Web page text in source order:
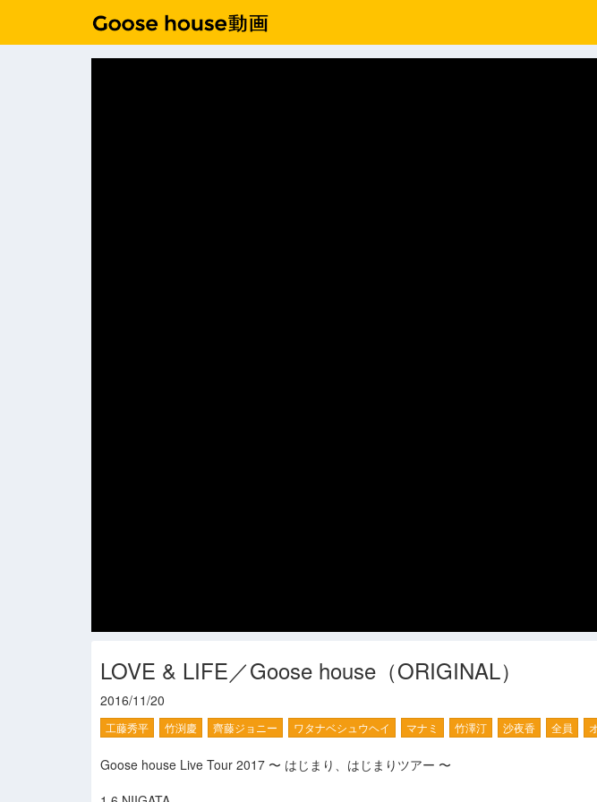
LOVE & LIFE／Goose house（ORIGINAL）
2016/11/20
工藤秀平 竹渕慶 齊藤ジョニー ワタナベシュウヘイ マナミ 竹澤汀 沙夜香 全員
Goose house Live Tour 2017 〜 はじまり、はじまりツアー 〜